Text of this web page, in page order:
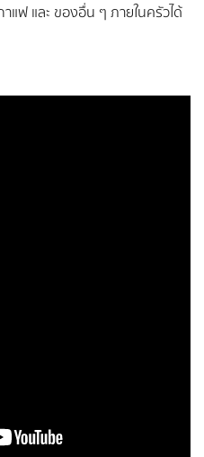
แฟ และ ของอื่น ๆ ภายในครัวได้